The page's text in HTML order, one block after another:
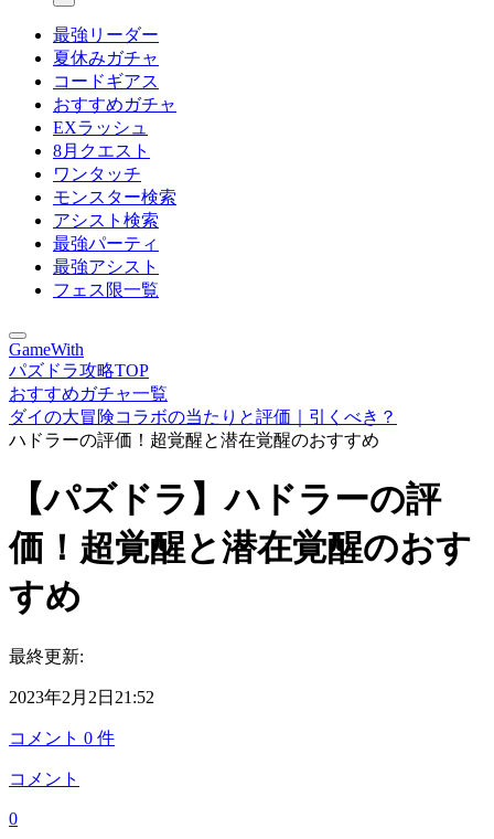
最強リーダー
夏休みガチャ
コードギアス
おすすめガチャ
EXラッシュ
8月クエスト
ワンタッチ
モンスター検索
アシスト検索
最強パーティ
最強アシスト
フェス限一覧
GameWith
パズドラ攻略TOP
おすすめガチャ一覧
ダイの大冒険コラボの当たりと評価｜引くべき？
ハドラーの評価！超覚醒と潜在覚醒のおすすめ
【パズドラ】ハドラーの評
価！超覚醒と潜在覚醒のおす
すめ
最終更新:
2023年2月2日21:52
コメント 0 件
コメント
0